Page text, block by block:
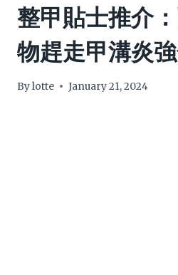
整甲貼士推介
物趕走甲溝炎
Bylotte January 21, 2024